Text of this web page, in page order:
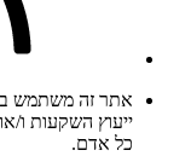
אתר זה משתמש
ייעוץ השקעות ו/
כל אדם.